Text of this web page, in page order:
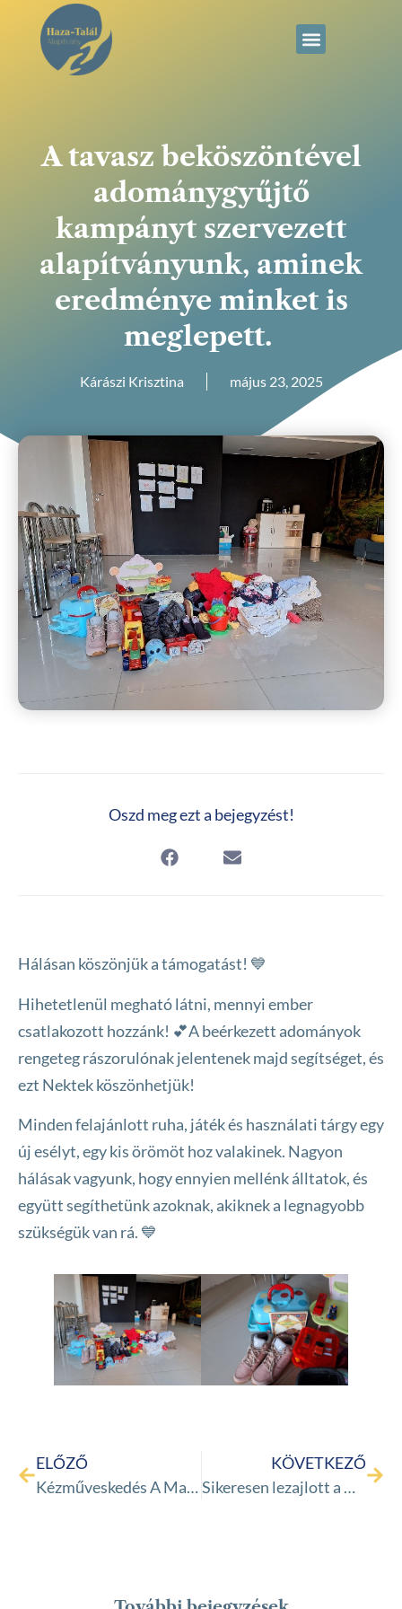
A tavasz beköszöntével
adománygyűjtő
kampányt szervezett
alapítványunk, aminek
eredménye minket is
meglepett.
Kárászi Krisztina május 23, 2025
Oszd meg ezt a bejegyzést!
Hálásan köszönjük a támogatást! 💙
Hihetetlenül megható látni, mennyi ember
csatlakozott hozzánk! 💕A beérkezett adományok
rengeteg rászorulónak jelentenek majd segítséget, és
ezt Nektek köszönhetjük!
Minden felajánlott ruha, játék és használati tárgy egy
új esélyt, egy kis örömöt hoz valakinek. Nagyon
hálásak vagyunk, hogy ennyien mellénk álltatok, és
együtt segíthetünk azoknak, akiknek a legnagyobb
szükségük van rá. 💙
ELŐZŐ
Kézműveskedés A Magyar-Ukrán Két Tanítási Nyelvű Általános Iskola ésGimnáziumban
KÖVETKEZŐ
Sikeresen lezajlott a Haza – Talál Alapítvány közösségi terének megnyitója! 🎉